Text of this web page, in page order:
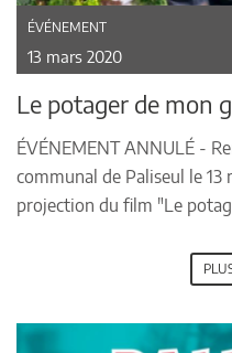
ÉVÉNEMENT
13 mars 2020
Le potager de mon
ÉVÉNEMENT ANNULÉ -
communal de Paliseul le 13
projection du film "Le